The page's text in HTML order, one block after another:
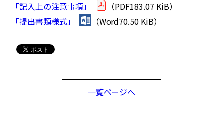
「記入上の注意事項」
（PDF183.07 KiB）
「提出書類様式」
（Word70.50 KiB）
一覧ページへ